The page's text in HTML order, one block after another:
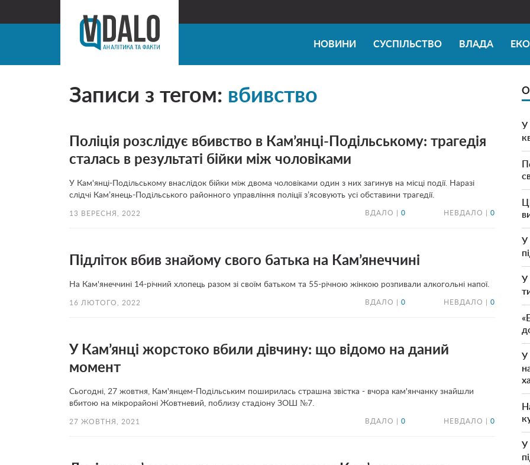
НОВИНИ СУСПІЛЬСТВО ВЛАДА
Записи з тегом: вбивство
Поліція розслідує вбивство в Кам’янці-Подільському: трагедія
сталась в результаті бійки між чоловіками
У Кам'янці-Подільському внаслідок бійки між двома чоловіками один з них загинув на місці події. Наразі
слідчі Кам’янець-Подільського районного управління поліції з’ясовують усі обставини трагедії.
13 ВЕРЕСНЯ, 2022 ВДАЛО | 0 НЕВДАЛО | 0
Підліток вбив знайому свого батька на Кам’янеччині
На Кам'янеччині 14-річний хлопець разом зі своїм батьком та 55-річною жінкою розпивали алкогольні напої.
16 ЛЮТОГО, 2022 ВДАЛО | 0 НЕВДАЛО | 0
У Кам’янці жорстоко вбили дівчину: що відомо на даний
момент
Сьогодні, 27 жовтня, Кам'янцем-Подільським поширилась страшна звістка - вчора кам'янчанку знайшли
вбитою на мікрорайоні Жовтневий, поблизу стадіону ЗОШ №7.
27 ЖОВТНЯ, 2021 ВДАЛО | 0 НЕВДАЛО | 0
У
У
У
У
У